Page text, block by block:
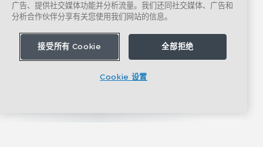
广告、提供社交媒体功能并分析流量。我们还同社交媒体、广告和
分析合作伙伴分享有关您使用我们网站的信息。
接受所有 Cookie 全部拒绝
Cookie 设置